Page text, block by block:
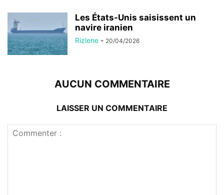
Les États-Unis saisissent un
navire iranien
Rizlene - 20/04/2026
AUCUN COMMENTAIRE
LAISSER UN COMMENTAIRE